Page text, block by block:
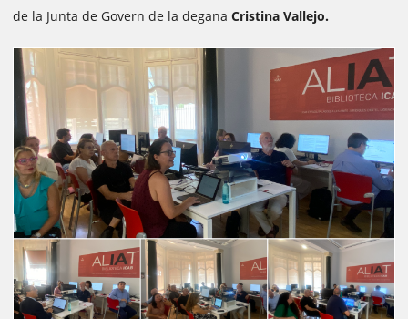
de la Junta de Govern de la degana Cristina Vallejo.